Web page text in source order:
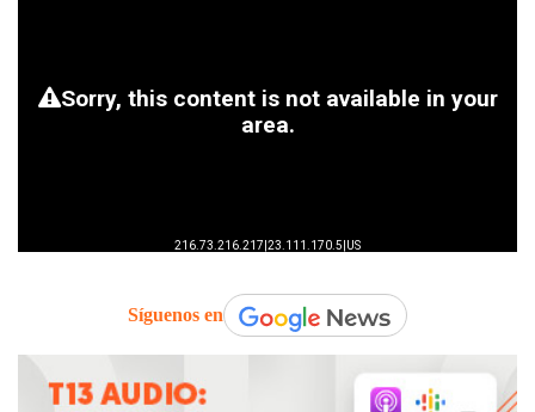
Síguenos en